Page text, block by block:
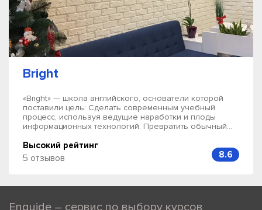
Bright
«Bright» — школа английского, основатели которой
поставили цель: Сделать современным учебный
процесс, используя ведущие наработки и плоды
информационных технологий. Превратить обычный...
Высокий рейтинг
5 отзывов
8.6
Enguide – сервис по выбору курсов